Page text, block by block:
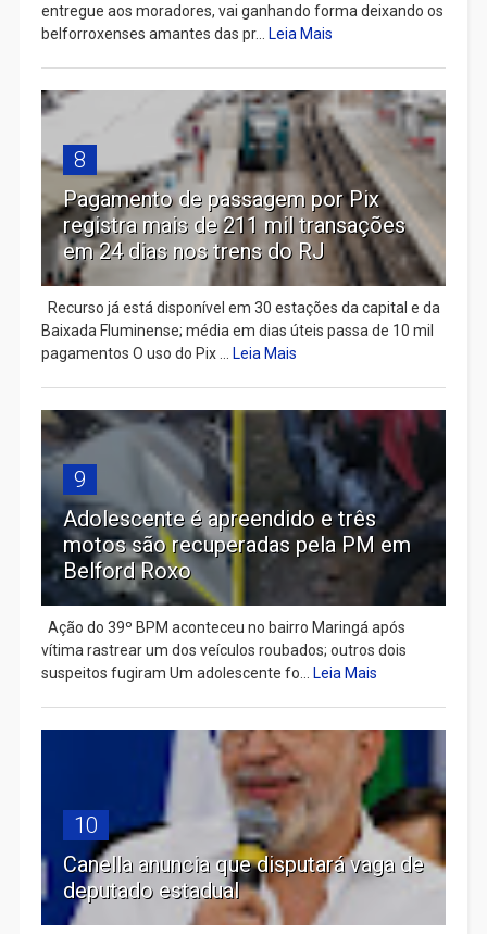
entregue aos moradores, vai ganhando forma deixando os
belforroxenses amantes das pr... Leia Mais
8
Pagamento de passagem por Pix
registra mais de 211 mil transações
em 24 dias nos trens do RJ
Recurso já está disponível em 30 estações da capital e da
Baixada Fluminense; média em dias úteis passa de 10 mil
pagamentos O uso do Pix ... Leia Mais
9
Adolescente é apreendido e três
motos são recuperadas pela PM em
Belford Roxo
Ação do 39º BPM aconteceu no bairro Maringá após
vítima rastrear um dos veículos roubados; outros dois
suspeitos fugiram Um adolescente fo... Leia Mais
10
Canella anuncia que disputará vaga de
deputado estadual